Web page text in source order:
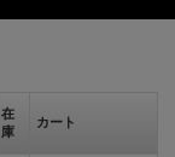
在
庫
カート